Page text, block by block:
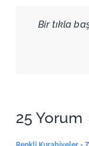
Bir tıkla
25 Yorum